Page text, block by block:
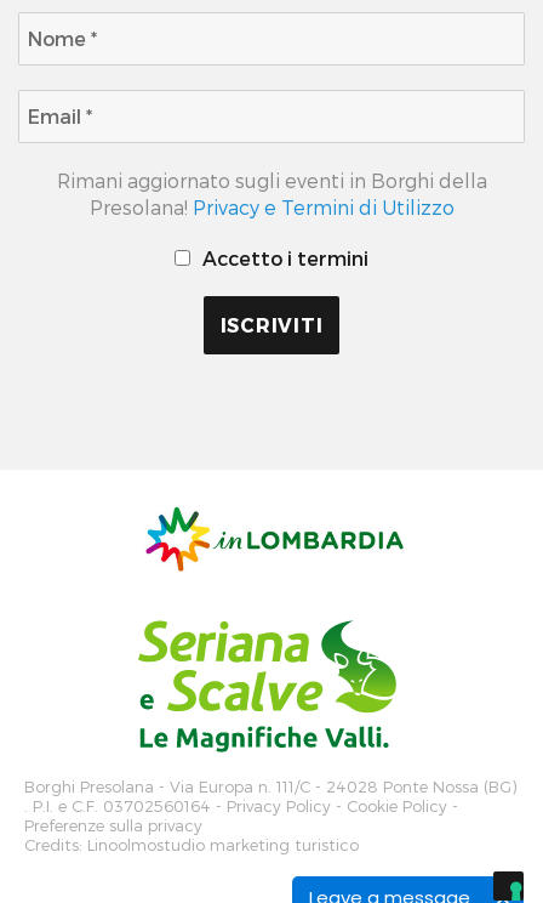
Leave a message
Rimani aggiornato sugli eventi in Borghi della
Presolana! Privacy e Termini di Utilizzo
Accetto i termini
Borghi Presolana - Via Europa n. 111/C - 24028 Ponte Nossa (BG)
. P.I. e C.F. 03702560164 - Privacy Policy - Cookie Policy -
Preferenze sulla privacy
Credits: Linoolmostudio marketing turistico